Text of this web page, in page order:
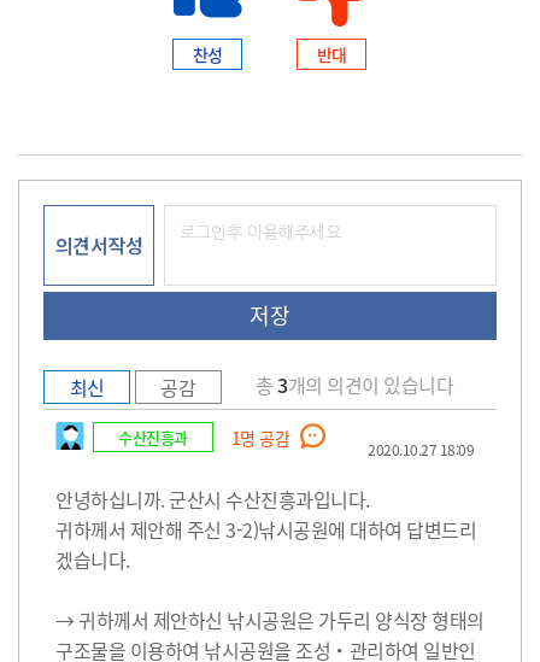
찬성 반대
의견서작성
최신 공감 총3개의 의견이 있습니다
수산진흥과 1명 공감 2020.10.27 18:09
안녕하십니까. 군산시 수산진흥과입니다.
귀하께서 제안해 주신 3-2)낚시공원에 대하여 답변드리
겠습니다.
→ 귀하께서 제안하신 낚시공원은 가두리 양식장 형태의
구조물을 이용하여 낚시공원을 조성・관리하여 일반인